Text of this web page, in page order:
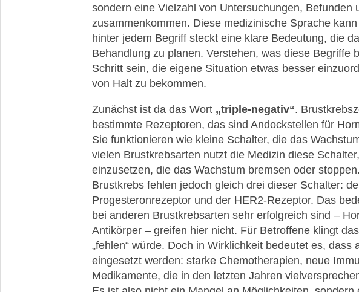
sondern eine Vielzahl von Untersuchungen, Befunden
zusammenkommen. Diese medizinische Sprache
hinter jedem Begriff steckt eine klare Bedeutung, die
Behandlung zu planen. Verstehen, was diese Begriffe
Schritt sein, die eigene Situation etwas besser
von Halt zu bekommen.
Zunächst ist da das Wort „triple-negativ“.
bestimmte Rezeptoren, das sind Andockstellen für
Sie funktionieren wie kleine Schalter, die das
vielen Brustkrebsarten nutzt die Medizin diese
einzusetzen, die das Wachstum bremsen oder
Brustkrebs fehlen jedoch gleich drei dieser Schalter:
Progesteronrezeptor und der HER2-Rezeptor. Das
bei anderen Brustkrebsarten sehr erfolgreich sind –
Antikörper – greifen hier nicht. Für Betroffene klingt
„fehlen“ würde. Doch in Wirklichkeit bedeutet es, dass
eingesetzt werden: starke Chemotherapien, neue
Medikamente, die in den letzten Jahren
Belastungen
Brustkrebs-